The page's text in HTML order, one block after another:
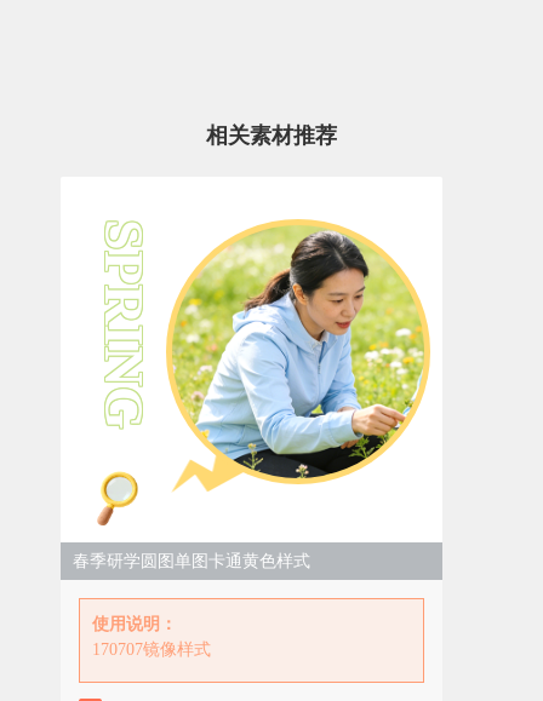
相关素材推荐
SPRING
春季研学圆图单图卡通黄色样式
使用说明：
170707镜像样式